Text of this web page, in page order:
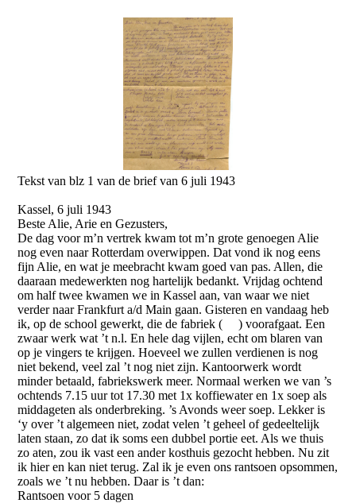
Tekst van blz 1 van de brief van 6 juli 1943
Kassel, 6 juli 1943
Beste Alie, Arie en Gezusters,
De dag voor m’n vertrek kwam tot m’n grote genoegen Alie
nog even naar Rotterdam overwippen. Dat vond ik nog eens
fijn Alie, en wat je meebracht kwam goed van pas. Allen, die
daaraan medewerkten nog hartelijk bedankt. Vrijdag ochtend
om half twee kwamen we in Kassel aan, van waar we niet
verder naar Frankfurt a/d Main gaan. Gisteren en vandaag heb
ik, op de school gewerkt, die de fabriek ( ) voorafgaat. Een
zwaar werk wat ’t n.l. En hele dag vijlen, echt om blaren van
op je vingers te krijgen. Hoeveel we zullen verdienen is nog
niet bekend, veel zal ’t nog niet zijn. Kantoorwerk wordt
minder betaald, fabriekswerk meer. Normaal werken we van ’s
ochtends 7.15 uur tot 17.30 met 1x koffiewater en 1x soep als
middageten als onderbreking. ’s Avonds weer soep. Lekker is
‘y over ’t algemeen niet, zodat velen ’t geheel of gedeeltelijk
laten staan, zo dat ik soms een dubbel portie eet. Als we thuis
zo aten, zou ik vast een ander kosthuis gezocht hebben. Nu zit
ik hier en kan niet terug. Zal ik je even ons rantsoen opsommen,
zoals we ’t nu hebben. Daar is ’t dan:
Rantsoen voor 5 dagen